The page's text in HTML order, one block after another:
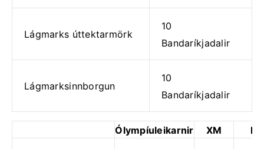
Lágmarks úttektarmörk
10
Bandaríkjadalir
Lágmarksinnborgun
10
Bandaríkjadalir
Ólympíuleikarnir XM